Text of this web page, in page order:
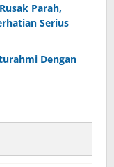
Parah,
Serius
Dengan